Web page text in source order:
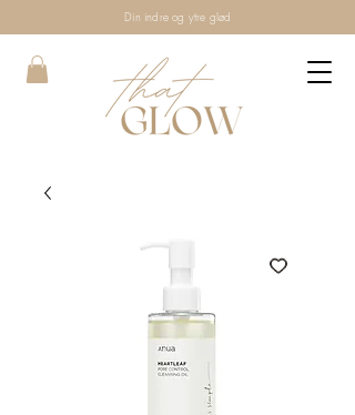
Din indre og ytre glød